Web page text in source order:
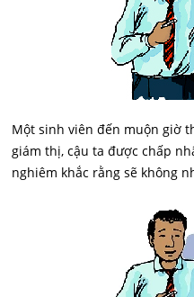
Một sinh viên đến muộn giờ
giám thị, cậu ta được chấp
nghiêm khắc rằng sẽ không